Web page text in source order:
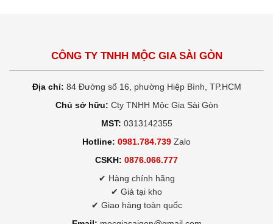
CÔNG TY TNHH MỘC GIA SÀI GÒN
Địa chỉ: 84 Đường số 16, phường Hiệp Bình, TP.HCM
Chủ sở hữu: Cty TNHH Mộc Gia Sài Gòn
MST: 0313142355
Hotline: 0981.784.739 Zalo
CSKH: 0876.066.777
✔ Hàng chính hãng
✔ Giá tại kho
✔ Giao hàng toàn quốc